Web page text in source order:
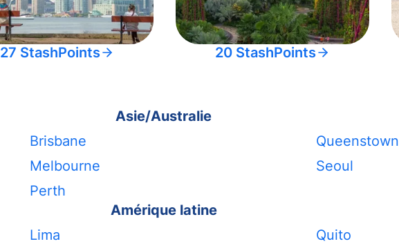
27 StashPoints 20 StashPoints
Asie/Australie
Brisbane
Melbourne
Perth
Queenstown
Seoul
Amérique latine
Lima
Quito